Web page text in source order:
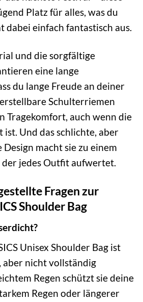
Platz für alles, was du
dabei einfach fantastisch aus.
und die sorgfältige
eine lange
du lange Freude an deiner
Schulterriemen
Tragekomfort, auch wenn die
ist. Und das schlichte, aber
macht sie zu einem
der jedes Outfit aufwertet.
Fragen zur
Shoulder Bag
Unisex Shoulder Bag ist
aber nicht vollständig
Regen schützt sie deine
Regen oder längerer